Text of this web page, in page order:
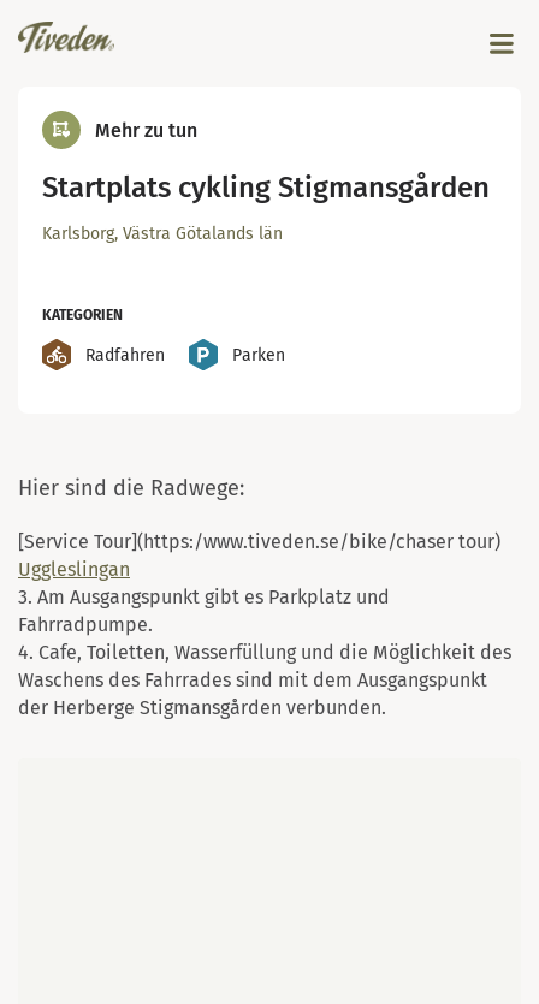
Mehr zu tun
Startplats cykling Stigmansgården
Karlsborg, Västra Götalands län
KATEGORIEN
Radfahren Parken
Hier sind die Radwege:
[Service Tour](https:/www.tiveden.se/bike/chaser tour)
Uggleslingan
3. Am Ausgangspunkt gibt es Parkplatz und
Fahrradpumpe.
4. Cafe, Toiletten, Wasserfüllung und die Möglichkeit des
Waschens des Fahrrades sind mit dem Ausgangspunkt
der Herberge Stigmansgården verbunden.